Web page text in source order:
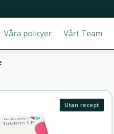
Våra policyer Vårt Team
Utan recept